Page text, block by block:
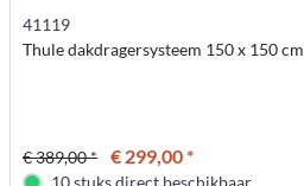
41119
Thule dakdragersysteem 150 x 150 cm
€ 389,00 * € 299,00 *
10 stuks direct beschikbaar